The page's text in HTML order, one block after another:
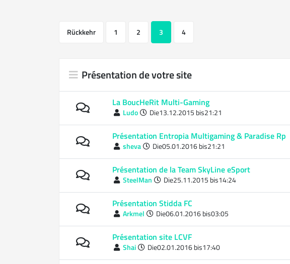
Rückkehr 1 2 3 4
Présentation de votre site
La BoucHeRit Multi-Gaming
Ludo Die13.12.2015 bis21:21
Présentation Entropia Multigaming & Paradise Rp
sheva Die05.01.2016 bis21:21
Présentation de la Team SkyLine eSport
SteelMan Die25.11.2015 bis14:24
Présentation Stidda FC
Arkmel Die06.01.2016 bis03:05
Présentation site LCVF
Shai Die02.01.2016 bis17:40